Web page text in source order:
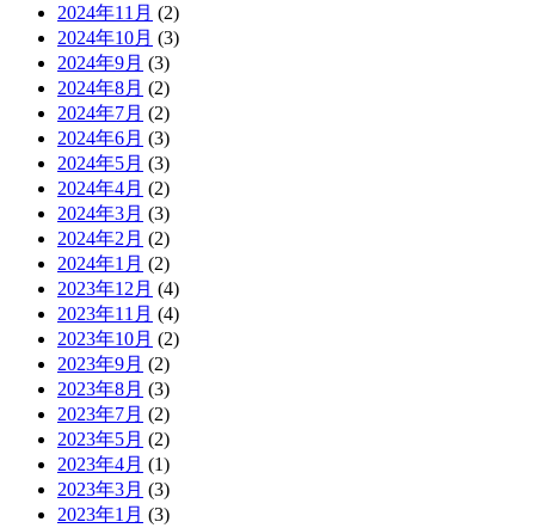
2024年11月 (2)
2024年10月 (3)
2024年9月 (3)
2024年8月 (2)
2024年7月 (2)
2024年6月 (3)
2024年5月 (3)
2024年4月 (2)
2024年3月 (3)
2024年2月 (2)
2024年1月 (2)
2023年12月 (4)
2023年11月 (4)
2023年10月 (2)
2023年9月 (2)
2023年8月 (3)
2023年7月 (2)
2023年5月 (2)
2023年4月 (1)
2023年3月 (3)
2023年1月 (3)